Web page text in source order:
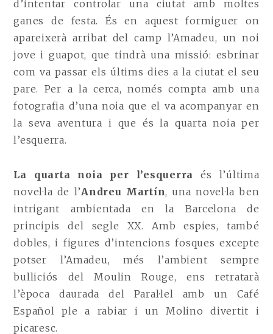
d’intentar controlar una ciutat amb moltes
ganes de festa. És en aquest formiguer on
apareixerà arribat del camp l’Amadeu, un noi
jove i guapot, que tindrà una missió: esbrinar
com va passar els últims dies a la ciutat el seu
pare. Per a la cerca, només compta amb una
fotografia d’una noia que el va acompanyar en
la seva aventura i que és la quarta noia per
l’esquerra.
La quarta noia per l’esquerra és l’última
novel·la de l’Andreu Martín, una novel·la ben
intrigant ambientada en la Barcelona de
principis del segle XX. Amb espies, també
dobles, i figures d’intencions fosques excepte
potser l’Amadeu, més l’ambient sempre
bulliciós del Moulin Rouge, ens retratarà
l’època daurada del Paral·lel amb un Café
Español ple a rabiar i un Molino divertit i
picaresc.